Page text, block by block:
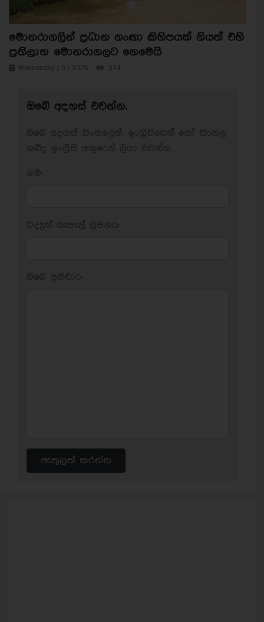
මොනරාගලින් ප්‍රධාන ගංඟා කිහිපයක් ගියත් එහි
ප්‍රතිලාභ මොනරාගලට නෙමෙයි
Wednesday / 5 / 2026 314
ඔබේ අදහස් එවන්න.
ඇතුලත් කරන්න